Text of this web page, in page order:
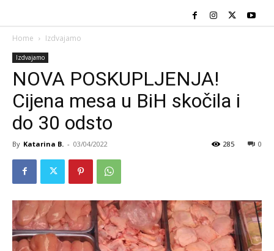
Home Izdvajamo
Izdvajamo
NOVA POSKUPLJENJA!
Cijena mesa u BiH skočila i
do 30 odsto
By Katarina B. - 03/04/2022 0
285